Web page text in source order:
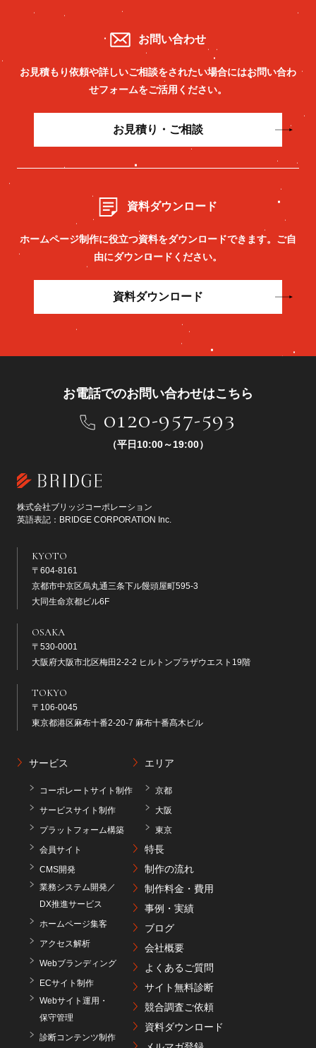
お問い合わせ
お見積もり依頼や詳しいご相談をされたい場合にはお問い合わ
せフォームをご活用ください。
お見積り・ご相談
資料ダウンロード
ホームページ制作に役立つ資料をダウンロードできます。 ご自
由にダウンロードください。
資料ダウンロード
お電話でのお問い合わせはこちら
0120-957-593
（平日10:00～19:00）
株式会社ブリッジコーポレーション
英語表記：BRIDGE CORPORATION Inc.
KYOTO
〒604-8161
京都市中京区烏丸通三条下ル饅頭屋町595-3
大同生命京都ビル6F
OSAKA
〒530-0001
大阪府大阪市北区梅田2-2-2 ヒルトンプラザウエスト19階
TOKYO
〒106-0045
東京都港区麻布十番2-20-7 麻布十番髙木ビル
サービス
コーポレートサイト制作
サービスサイト制作
プラットフォーム構築
会員サイト
CMS開発
業務システム開発／
DX推進サービス
ホームページ集客
アクセス解析
Webブランディング
ECサイト制作
Webサイト運用・
保守管理
診断コンテンツ制作
エリア
京都
大阪
東京
特長
制作の流れ
制作料金・費用
事例・実績
ブログ
会社概要
よくあるご質問
サイト無料診断
競合調査ご依頼
資料ダウンロード